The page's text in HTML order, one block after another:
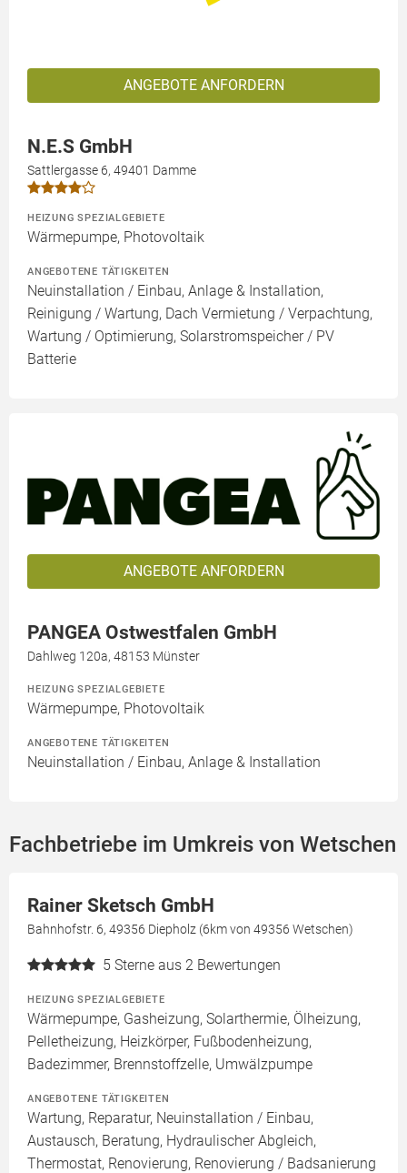
ANGEBOTE ANFORDERN
N.E.S GmbH
Sattlergasse 6, 49401 Damme
HEIZUNG SPEZIALGEBIETE
Wärmepumpe, Photovoltaik
ANGEBOTENE TÄTIGKEITEN
Neuinstallation / Einbau, Anlage & Installation,
Reinigung / Wartung, Dach Vermietung / Verpachtung,
Wartung / Optimierung, Solarstromspeicher / PV
Batterie
ANGEBOTE ANFORDERN
PANGEA Ostwestfalen GmbH
Dahlweg 120a, 48153 Münster
HEIZUNG SPEZIALGEBIETE
Wärmepumpe, Photovoltaik
ANGEBOTENE TÄTIGKEITEN
Neuinstallation / Einbau, Anlage & Installation
Fachbetriebe im Umkreis von Wetschen
Rainer Sketsch GmbH
Bahnhofstr. 6, 49356 Diepholz (6km von 49356 Wetschen)
5 Sterne aus 2 Bewertungen
HEIZUNG SPEZIALGEBIETE
Wärmepumpe, Gasheizung, Solarthermie, Ölheizung,
Pelletheizung, Heizkörper, Fußbodenheizung,
Badezimmer, Brennstoffzelle, Umwälzpumpe
ANGEBOTENE TÄTIGKEITEN
Wartung, Reparatur, Neuinstallation / Einbau,
Austausch, Beratung, Hydraulischer Abgleich,
Thermostat, Renovierung, Renovierung / Badsanierung